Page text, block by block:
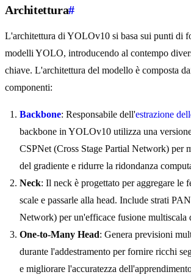
Architettura#
L'architettura di YOLOv10 si basa sui punti di
modelli YOLO, introducendo al contempo
chiave. L'architettura del modello è composta
componenti:
Backbone: Responsabile dell'estrazione
backbone in YOLOv10 utilizza una
CSPNet (Cross Stage Partial Network) per
del gradiente e ridurre la ridondanza
Neck: Il neck è progettato per aggregare le
scale e passarle alla head. Include strati
Network) per un'efficace fusione multiscala
One-to-Many Head: Genera previsioni
durante l'addestramento per fornire ricchi
e migliorare l'accuratezza